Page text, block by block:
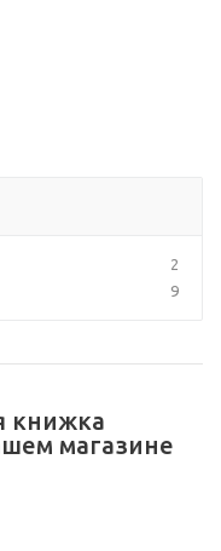
2
9
книжка
магазине